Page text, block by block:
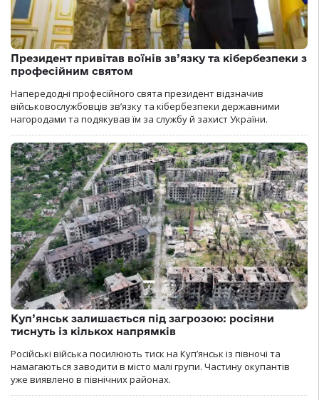
Президент привітав воїнів зв’язку та кібербезпеки з
професійним святом
Напередодні професійного свята президент відзначив
військовослужбовців зв’язку та кібербезпеки державними
нагородами та подякував їм за службу й захист України.
Куп’янськ залишається під загрозою: росіяни
тиснуть із кількох напрямків
Російські війська посилюють тиск на Куп’янськ із півночі та
намагаються заводити в місто малі групи. Частину окупантів
уже виявлено в північних районах.